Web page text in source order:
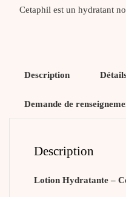
Types
Cetaphil est un hydratant
Description
Demande de
Description
Lotion Hydratante –